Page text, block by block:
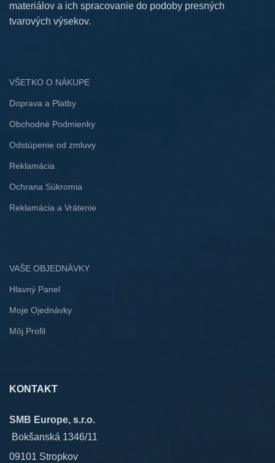
materiálov a ich spracovanie do podoby presných
tvarových výsekov.
VŠETKO O NÁKUPE
Doprava a Platby
Obchodné Podmienky
Odstúpenie od zmluvy
Reklamácia
Ochrana Súkromia
Reklamácia a Vrátenie
VAŠE OBJEDNÁVKY
Hlavný Panel
Moje Ojednávky
Môj Profil
KONTAKT
SMB Europe, s.r.o.
Bokšanská 1346/11
09101 Stropkov